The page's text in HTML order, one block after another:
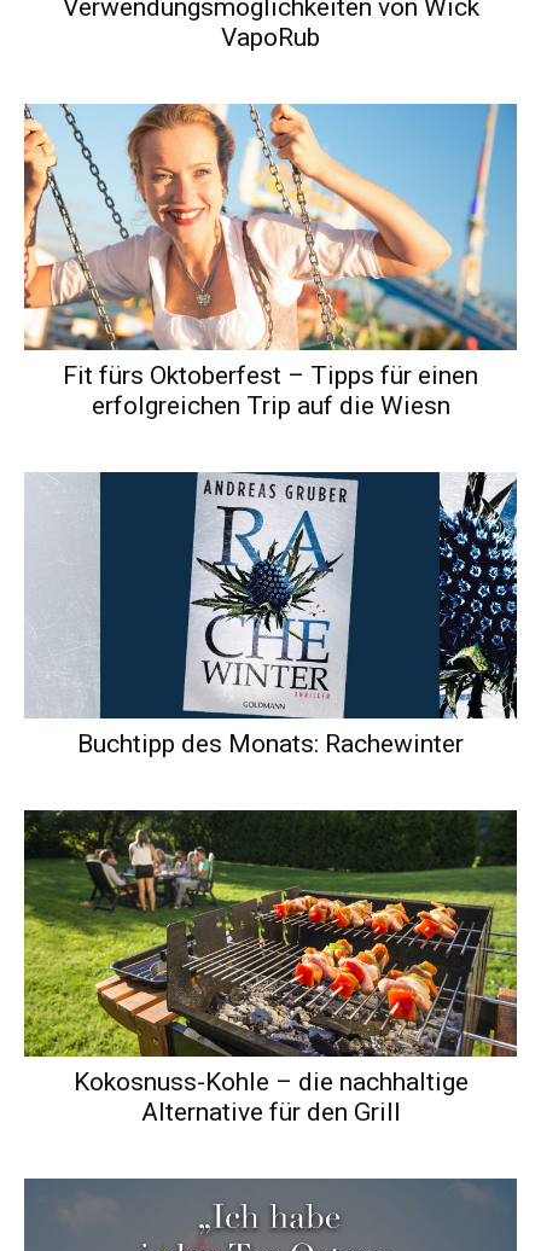
Verwendungsmöglichkeiten von Wick
VapoRub
Fit fürs Oktoberfest – Tipps für einen
erfolgreichen Trip auf die Wiesn
Buchtipp des Monats: Rachewinter
Kokosnuss-Kohle – die nachhaltige
Alternative für den Grill